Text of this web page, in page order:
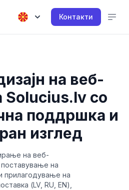
Контакти
на веб-
Solucius.lv со
поддршка и
изглед
на веб-
поставување на
прилагодување на
(LV, RU, EN),